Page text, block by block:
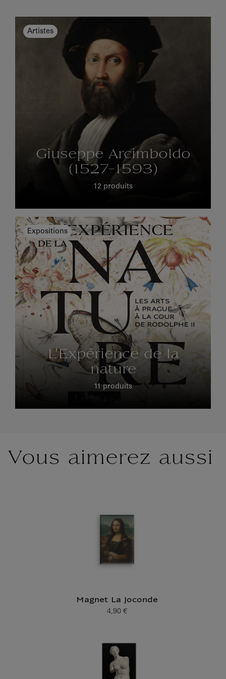
Vous aimerez aussi
Magnet La Joconde
Prix ​​actuel
4,90 €
Artistes
Giuseppe Arcimboldo
(1527-1593)
12 produits
Expositions
L'Expérience de la
nature
11 produits